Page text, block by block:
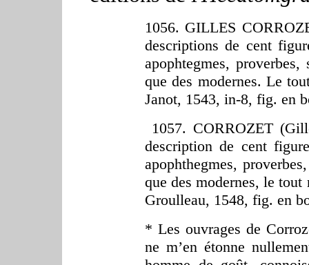
1056. GILLES
descriptions de cent
apophtegmes,
que des modernes. Le
Janot, 1543, in-8, fig. en
1057. CORROZET
description de cent
apophthegmes,
que des modernes, le
Groulleau, 1548, fig. en
* Les ouvrages de
ne m’en étonne